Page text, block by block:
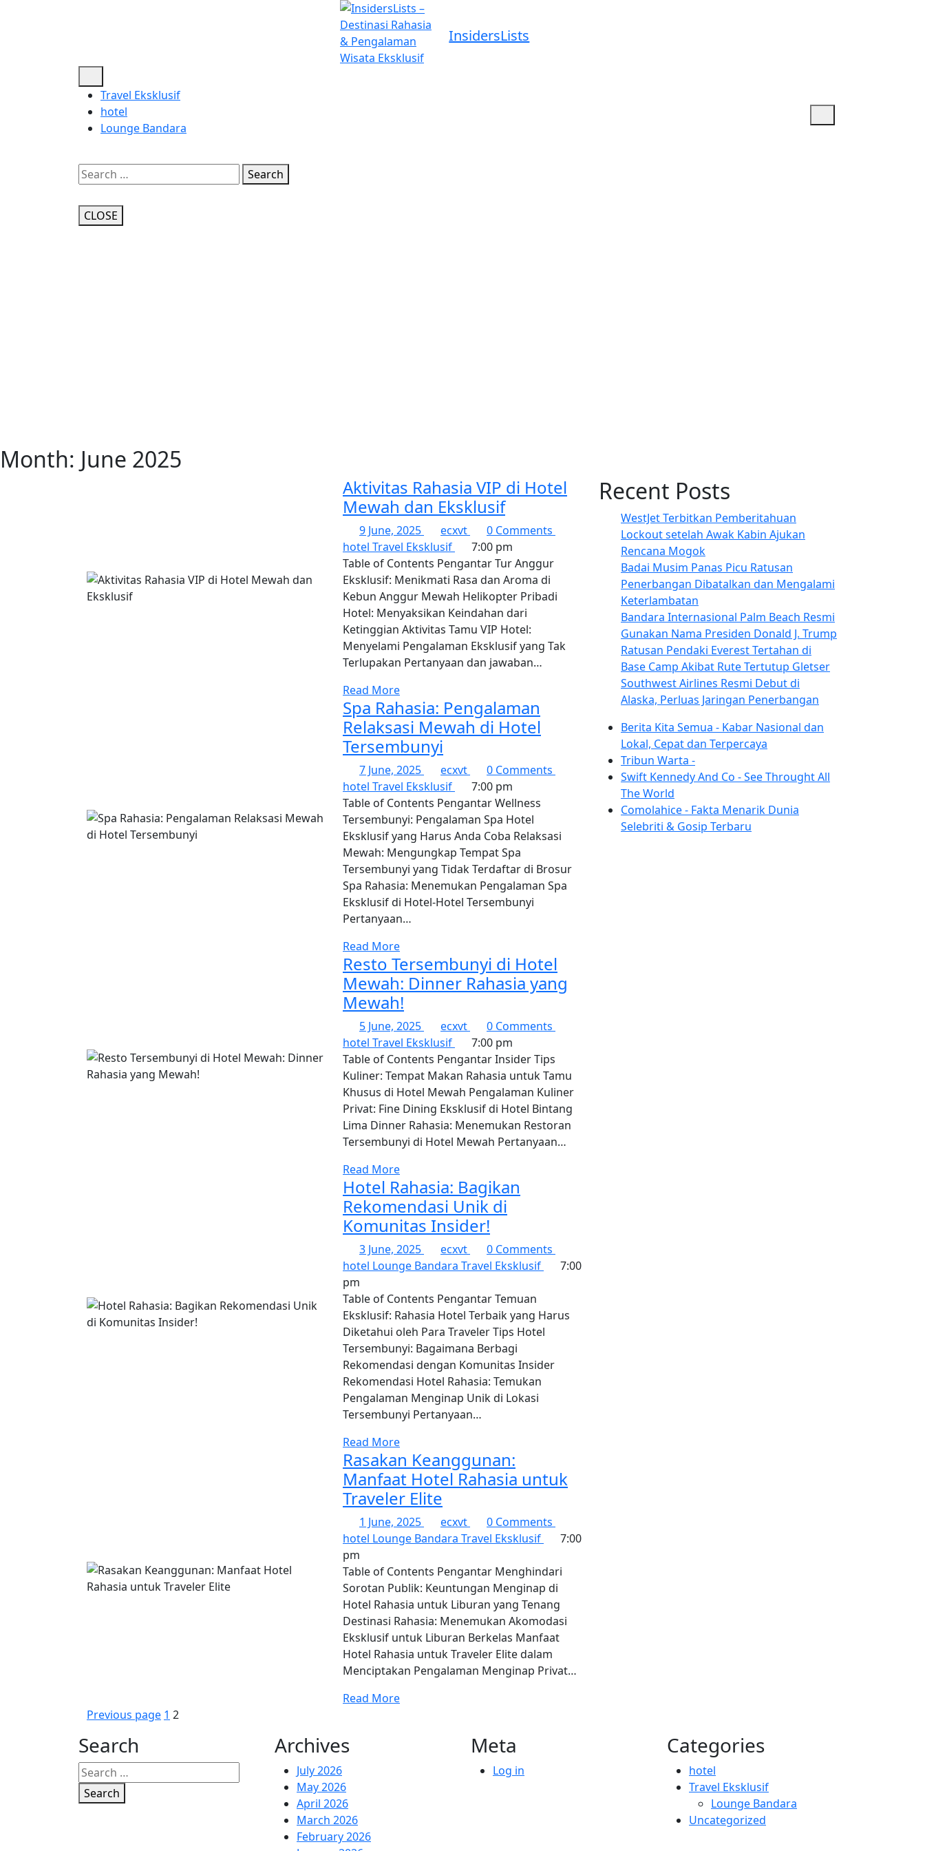
InsidersLists
Button
Travel Eksklusif
hotel
Lounge Bandara
Button
Search
CLOSE
Month: June 2025
Aktivitas Rahasia VIP di Hotel
Mewah dan Eksklusif
9 June, 2025 ecxvt
0 Comments
hotel Travel Eksklusif
7:00 pm
Table of Contents Pengantar Tur Anggur
Eksklusif: Menikmati Rasa dan Aroma di
Kebun Anggur Mewah Helikopter Pribadi
Hotel: Menyaksikan Keindahan dari
Ketinggian Aktivitas Tamu VIP Hotel:
Menyelami Pengalaman Eksklusif yang Tak
Terlupakan Pertanyaan dan jawaban…
Read More
Spa Rahasia: Pengalaman
Relaksasi Mewah di Hotel
Tersembunyi
7 June, 2025 ecxvt
0 Comments
hotel Travel Eksklusif
7:00 pm
Table of Contents Pengantar Wellness
Tersembunyi: Pengalaman Spa Hotel
Eksklusif yang Harus Anda Coba Relaksasi
Mewah: Mengungkap Tempat Spa
Tersembunyi yang Tidak Terdaftar di Brosur
Spa Rahasia: Menemukan Pengalaman Spa
Eksklusif di Hotel-Hotel Tersembunyi
Pertanyaan…
Read More
Resto Tersembunyi di Hotel
Mewah: Dinner Rahasia yang
Mewah!
5 June, 2025 ecxvt
0 Comments
hotel Travel Eksklusif
7:00 pm
Table of Contents Pengantar Insider Tips
Kuliner: Tempat Makan Rahasia untuk Tamu
Khusus di Hotel Mewah Pengalaman Kuliner
Privat: Fine Dining Eksklusif di Hotel Bintang
Lima Dinner Rahasia: Menemukan Restoran
Tersembunyi di Hotel Mewah Pertanyaan…
Read More
Hotel Rahasia: Bagikan
Rekomendasi Unik di
Komunitas Insider!
3 June, 2025 ecxvt
0 Comments
hotel Lounge Bandara Travel Eksklusif
7:00
pm
Table of Contents Pengantar Temuan
Eksklusif: Rahasia Hotel Terbaik yang Harus
Diketahui oleh Para Traveler Tips Hotel
Tersembunyi: Bagaimana Berbagi
Rekomendasi dengan Komunitas Insider
Rekomendasi Hotel Rahasia: Temukan
Pengalaman Menginap Unik di Lokasi
Tersembunyi Pertanyaan…
Read More
Rasakan Keanggunan:
Manfaat Hotel Rahasia untuk
Traveler Elite
1 June, 2025 ecxvt
0 Comments
hotel Lounge Bandara Travel Eksklusif
7:00
pm
Table of Contents Pengantar Menghindari
Sorotan Publik: Keuntungan Menginap di
Hotel Rahasia untuk Liburan yang Tenang
Destinasi Rahasia: Menemukan Akomodasi
Eksklusif untuk Liburan Berkelas Manfaat
Hotel Rahasia untuk Traveler Elite dalam
Menciptakan Pengalaman Menginap Privat…
Read More
Posts
pagination
Previous page Page
1 Page
2
Recent Posts
WestJet Terbitkan Pemberitahuan
Lockout setelah Awak Kabin Ajukan
Rencana Mogok
Badai Musim Panas Picu Ratusan
Penerbangan Dibatalkan dan Mengalami
Keterlambatan
Bandara Internasional Palm Beach Resmi
Gunakan Nama Presiden Donald J. Trump
Ratusan Pendaki Everest Tertahan di
Base Camp Akibat Rute Tertutup Gletser
Southwest Airlines Resmi Debut di
Alaska, Perluas Jaringan Penerbangan
Berita Kita Semua - Kabar Nasional dan
Lokal, Cepat dan Terpercaya
Tribun Warta -
Swift Kennedy And Co - See Throught All
The World
Comolahice - Fakta Menarik Dunia
Selebriti & Gosip Terbaru
Search
Search
Archives
July 2026
May 2026
April 2026
March 2026
February 2026
Meta
Log in
Categories
hotel
Travel Eksklusif
Lounge Bandara
Uncategorized